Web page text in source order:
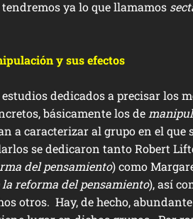
ya lo que llamamos
y sus efectos
dedicados a precisar los
básicamente los de
a caracterizar al grupo en el que
se dedicaron tanto Robert
del pensamiento) como
la reforma del pensamiento), así
otros. Hay, de hecho,